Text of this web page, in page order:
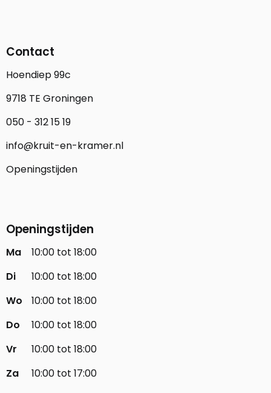
Contact
Hoendiep 99c
9718 TE Groningen
050 - 312 15 19
info@kruit-en-kramer.nl
Openingstijden
Openingstijden
Ma
10:00 tot 18:00
Di
10:00 tot 18:00
Wo
10:00 tot 18:00
Do
10:00 tot 18:00
Vr
10:00 tot 18:00
Za
10:00 tot 17:00